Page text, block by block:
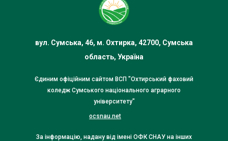
вул. Сумська, 46, м. Охтирка, 42700, Сумська
область, Україна
Єдиним офіційним сайтом ВСП "Охтирський фаховий
коледж Сумського національного аграрного
університету"
ocsnau.net
За інформацію, надану від імені ОФК СНАУ на інших